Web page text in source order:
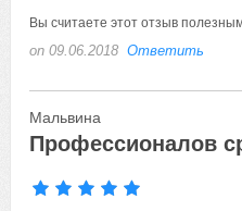
Вы считаете этот отзыв
on 09.06.2018 Ответить
Мальвина
Профессионалов